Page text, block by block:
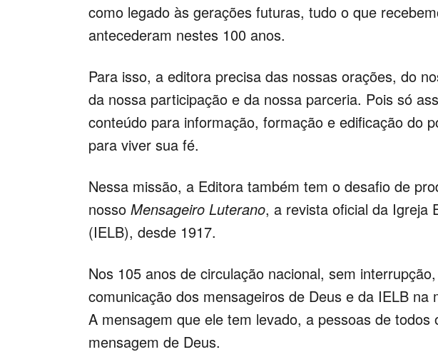
como legado às gerações futuras, tudo o que
antecederam nestes 100 anos.
Para isso, a editora precisa das nossas orações, do
da nossa participação e da nossa parceria. Pois só
conteúdo para informação, formação e edificação do
para viver sua fé.
Nessa missão, a Editora também tem o desafio de
nosso Mensageiro Luterano, a revista oficial da Igreja
(IELB), desde 1917.
Nos 105 anos de circulação nacional, sem
comunicação dos mensageiros de Deus e da IELB na
A mensagem que ele tem levado, a pessoas de
mensagem de Deus.